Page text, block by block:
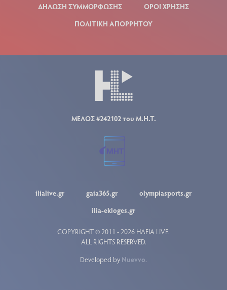
ΔΗΛΩΣΗ ΣΥΜΜΟΡΦΩΣΗΣ
ΟΡΟΙ ΧΡΗΣΗΣ
ΠΟΛΙΤΙΚΗ ΑΠΟΡΡΗΤΟΥ
ΜΕΛΟΣ #242102 του Μ.Η.Τ.
ilialive.gr gaia365.gr
olympiasports.gr
ilia-ekloges.gr
COPYRIGHT © 2011 - 2026 ΗΛΕΙΑ LIVE.
ALL RIGHTS RESERVED.
Developed by Nuevvo.